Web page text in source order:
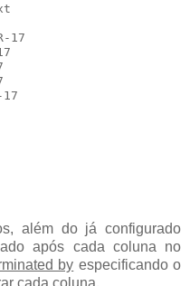
17
além do já configurado
após cada coluna no
by especificando o
cada coluna.